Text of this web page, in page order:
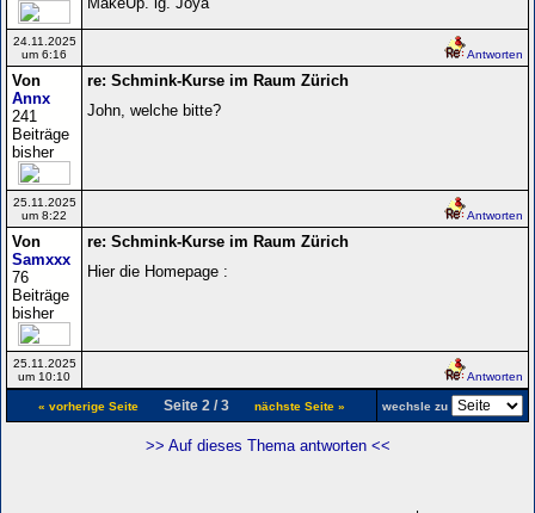
24.11.2025
um 6:16
Antworten
Von
Annx
241
Beiträge
bisher
re: Schmink-Kurse im Raum Zürich
John, welche bitte?
25.11.2025
um 8:22
Antworten
Von
Samxxx
76
Beiträge
bisher
re: Schmink-Kurse im Raum Zürich
Hier die Homepage :
25.11.2025
um 10:10
Antworten
« vorherige Seite Seite 2 / 3 nächste Seite » wechsle zu
>> Auf dieses Thema antworten <<